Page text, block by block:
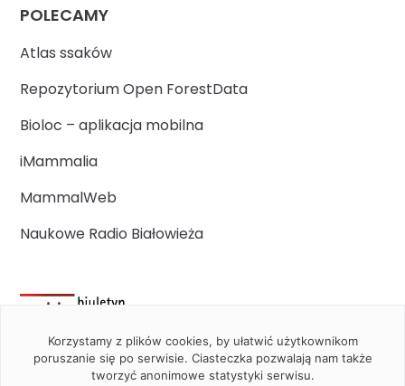
POLECAMY
Atlas ssaków
Repozytorium Open ForestData
Bioloc – aplikacja mobilna
iMammalia
MammalWeb
Naukowe Radio Białowieża
Korzystamy z plików cookies, by ułatwić użytkownikom
poruszanie się po serwisie. Ciasteczka pozwalają nam także
tworzyć anonimowe statystyki serwisu.